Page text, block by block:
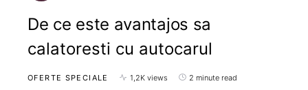
De ce este avantajos sa
calatoresti cu autocarul
OFERTE SPECIALE 1,2K views 2 minute read